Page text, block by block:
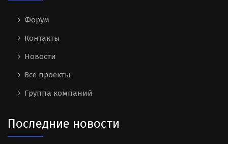
Форум
Контакты
Новости
Все проекты
Группа компаний
Последние новости